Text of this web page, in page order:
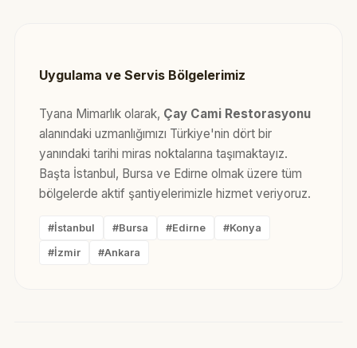
Uygulama ve Servis Bölgelerimiz
Tyana Mimarlık olarak, Çay Cami Restorasyonu
alanındaki uzmanlığımızı Türkiye'nin dört bir
yanındaki tarihi miras noktalarına taşımaktayız.
Başta İstanbul, Bursa ve Edirne olmak üzere tüm
bölgelerde aktif şantiyelerimizle hizmet veriyoruz.
#İstanbul #Bursa #Edirne #Konya
#İzmir #Ankara